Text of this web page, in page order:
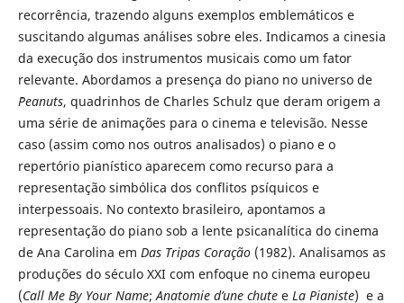
recorrência, trazendo alguns exemplos emblemáticos e
suscitando algumas análises sobre eles. Indicamos a cinesia
da execução dos instrumentos musicais como um fator
relevante. Abordamos a presença do piano no universo de
´Peanuts, quadrinhos de Charles Schulz que deram origem a
uma série de animações para o cinema e televisão. Nesse
caso (assim como nos outros analisados) o piano e o
repertório pianístico aparecem como recurso para a
representação simbólica dos conflitos psíquicos e
interpessoais. No contexto brasileiro, apontamos a
representação do piano sob a lente psicanalítica do cinema
de Ana Carolina em Das Tripas Coração(1982). Analisamos as
produções do século XXI com enfoque no cinema europeu
(Call Me By Your Name;Anatomie d’une chutee La Pianiste) e a